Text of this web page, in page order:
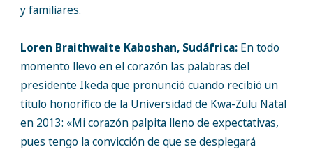
y familiares.
Loren Braithwaite Kaboshan, Sudáfrica:En todo
momento llevo en el corazón las palabras del
presidente Ikeda que pronunció cuando recibió un
título honorífico de la Universidad de Kwa-Zulu Natal
en 2013: «Mi corazón palpita lleno de expectativas,
pues tengo la convicción de que se desplegará